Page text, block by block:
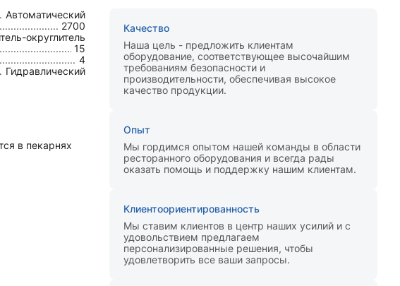
Автоматический
2700
округлитель
15
4
Гидравлический
в пекарнях
Качество
Наша цель - предложить клиентам
оборудование, соответствующее высочайшим
требованиям безопасности и
производительности, обеспечивая высокое
качество продукции.
Опыт
Мы гордимся опытом нашей команды в области
ресторанного оборудования и всегда рады
оказать помощь и поддержку нашим клиентам.
Клиентоориентированность
Мы ставим клиентов в центр наших усилий и с
удовольствием предлагаем
персонализированные решения, чтобы
удовлетворить все ваши запросы.